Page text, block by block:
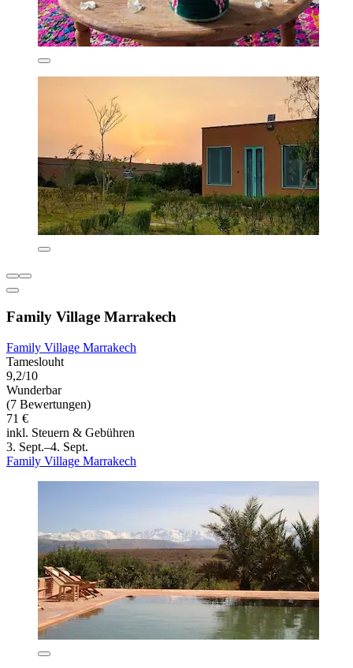
Family Village Marrakech
Family Village Marrakech
Tameslouht
9,2/10
Wunderbar
(7 Bewertungen)
71 €
inkl. Steuern & Gebühren
3. Sept.–4. Sept.
Family Village Marrakech